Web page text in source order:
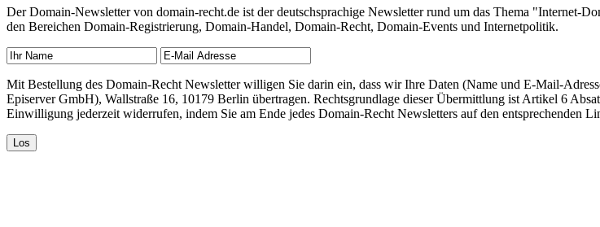
Der Domain-Newsletter von domain-recht.de ist der deutschsprachige Newsletter rund um das Thema "Internet-
den Bereichen Domain-Registrierung, Domain-Handel, Domain-Recht, Domain-Events und Internetpolitik.
Mit Bestellung des Domain-Recht Newsletter willigen Sie darin ein, dass wir Ihre Daten (Name und E-Mail-
Episerver GmbH), Wallstraße 16, 10179 Berlin übertragen. Rechtsgrundlage dieser Übermittlung ist Artikel 6
Einwilligung jederzeit widerrufen, indem Sie am Ende jedes Domain-Recht Newsletters auf den entsprechenden